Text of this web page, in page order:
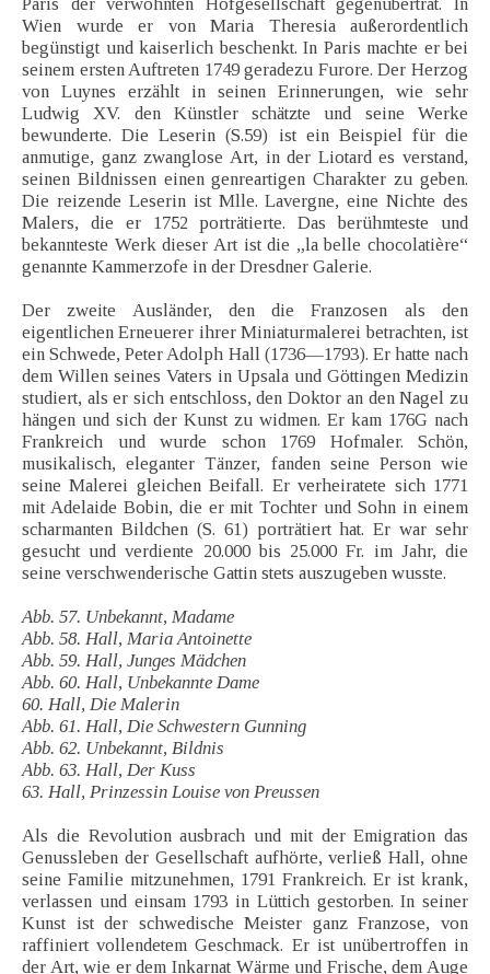
Paris der verwöhnten Hofgesellschaft gegenübertrat. In
Wien wurde er von Maria Theresia außerordentlich
begünstigt und kaiserlich beschenkt. In Paris machte er bei
seinem ersten Auftreten 1749 geradezu Furore. Der Herzog
von Luynes erzählt in seinen Erinnerungen, wie sehr
Ludwig XV. den Künstler schätzte und seine Werke
bewunderte. Die Leserin (S.59) ist ein Beispiel für die
anmutige, ganz zwanglose Art, in der Liotard es verstand,
seinen Bildnissen einen genreartigen Charakter zu geben.
Die reizende Leserin ist Mlle. Lavergne, eine Nichte des
Malers, die er 1752 porträtierte. Das berühmteste und
bekannteste Werk dieser Art ist die „la belle chocolatière“
genannte Kammerzofe in der Dresdner Galerie.
Der zweite Ausländer, den die Franzosen als den
eigentlichen Erneuerer ihrer Miniaturmalerei betrachten, ist
ein Schwede, Peter Adolph Hall (1736—1793). Er hatte nach
dem Willen seines Vaters in Upsala und Göttingen Medizin
studiert, als er sich entschloss, den Doktor an den Nagel zu
hängen und sich der Kunst zu widmen. Er kam 176G nach
Frankreich und wurde schon 1769 Hofmaler. Schön,
musikalisch, eleganter Tänzer, fanden seine Person wie
seine Malerei gleichen Beifall. Er verheiratete sich 1771
mit Adelaide Bobin, die er mit Tochter und Sohn in einem
scharmanten Bildchen (S. 61) porträtiert hat. Er war sehr
gesucht und verdiente 20.000 bis 25.000 Fr. im Jahr, die
seine verschwenderische Gattin stets auszugeben wusste.
Abb. 57. Unbekannt, Madame
Abb. 58. Hall, Maria Antoinette
Abb. 59. Hall, Junges Mädchen
Abb. 60. Hall, Unbekannte Dame
60. Hall, Die Malerin
Abb. 61. Hall, Die Schwestern Gunning
Abb. 62. Unbekannt, Bildnis
Abb. 63. Hall, Der Kuss
63. Hall, Prinzessin Louise von Preussen
Als die Revolution ausbrach und mit der Emigration das
Genussleben der Gesellschaft aufhörte, verließ Hall, ohne
seine Familie mitzunehmen, 1791 Frankreich. Er ist krank,
verlassen und einsam 1793 in Lüttich gestorben. In seiner
Kunst ist der schwedische Meister ganz Franzose, von
raffiniert vollendetem Geschmack. Er ist unübertroffen in
der Art, wie er dem Inkarnat Wärme und Frische, dem Auge